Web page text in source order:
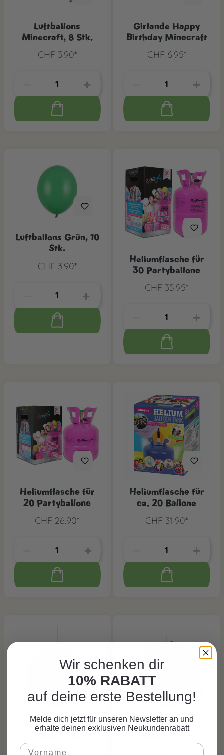
Luftballons
Minecraft, 8 Stk.
CHF 3.90*
Girlande Happy
Birthday Minecraft
CHF 6.95*
Luftballons Grün, 10
Stk.
CHF 3.90*
Heliumflasche für
30 Partyballone
CHF 35.95*
Heliumflasche für
20 Partyballone
CHF 26.90*
Heliumflasche für
ca. 20 Ballone
CHF 31.90*
Pompon hellgrün
Pompon schwarz
Wir schenken dir
10% RABATT
auf deine erste Bestellung!
Melde dich jetzt für unseren Newsletter an und
erhalte deinen exklusiven Neukundenrabatt